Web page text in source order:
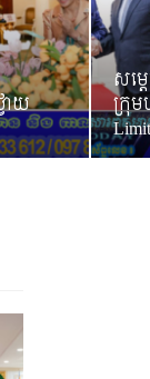
ាយ
សម្
ក្រុម